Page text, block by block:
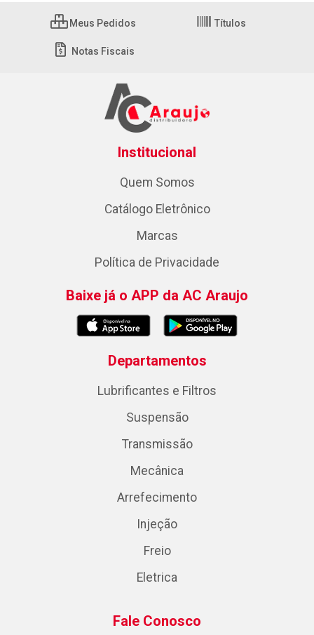
Meus Pedidos Títulos
Notas Fiscais
Institucional
Quem Somos
Catálogo Eletrônico
Marcas
Política de Privacidade
Baixe já o APP da AC Araujo
Departamentos
Lubrificantes e Filtros
Suspensão
Transmissão
Mecânica
Arrefecimento
Injeção
Freio
Eletrica
Fale Conosco